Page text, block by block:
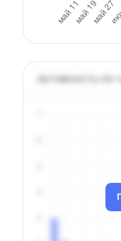
Активность по